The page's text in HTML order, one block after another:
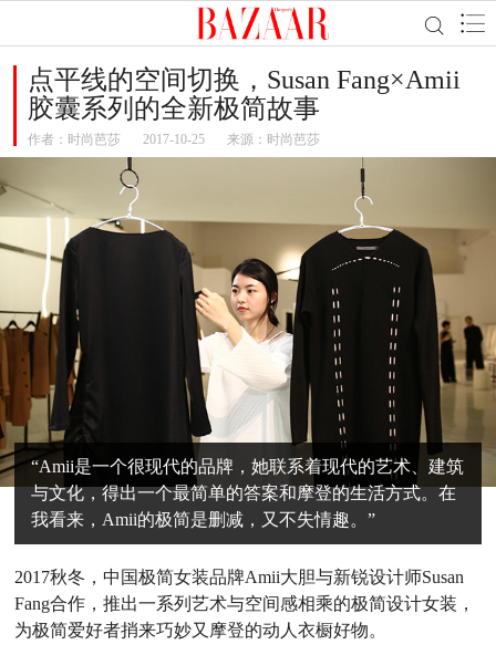
点平线的空间切换，Susan Fang×Amii
胶囊系列的全新极简故事
作者： 时尚芭莎 2017-10-25 来源：时尚芭莎
“Amii是一个很现代的品牌，她联系着现代的艺术、建筑
与文化，得出一个最简单的答案和摩登的生活方式。在
我看来，Amii的极简是删减，又不失情趣。”
2017秋冬，中国极简女装品牌Amii大胆与新锐设计师Susan
Fang合作，推出一系列艺术与空间感相乘的极简设计女装，
为极简爱好者捎来巧妙又摩登的动人衣橱好物。